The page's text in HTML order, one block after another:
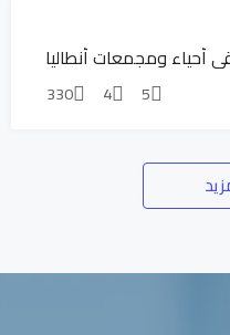
5
4
330